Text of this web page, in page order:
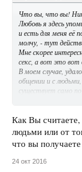
Что вы, что вы!
Любовь я здесь
и есть для меня её
молчу, - тут
Мне скорее
секс, а вот это вот
В моем случае,
общении и с
существует само
сворачивается, то
состояние,
просто мы по
секса. Бывает,
богу. Но зачастую,
им
ощущение
Как Вы
людьми или от
что вы
24 окт 2016